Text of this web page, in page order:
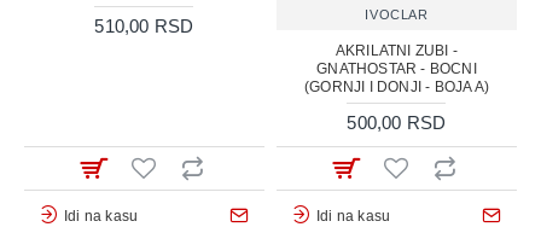
510,00 RSD
Idi na kasu
IVOCLAR
AKRILATNI ZUBI -
GNATHOSTAR - BOCNI
(GORNJI I DONJI - BOJA A)
500,00 RSD
Idi na kasu